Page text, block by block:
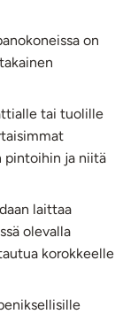
on
tai tuolille
pintoihin ja niitä
laittaa
olevalla
korokkeelle